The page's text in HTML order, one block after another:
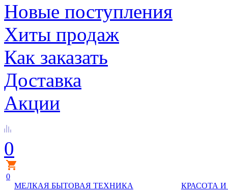
Новые поступления
Хиты продаж
Как заказать
Доставка
Акции
0
0
МЕЛКАЯ БЫТОВАЯ ТЕХНИКА
КРАСОТА И